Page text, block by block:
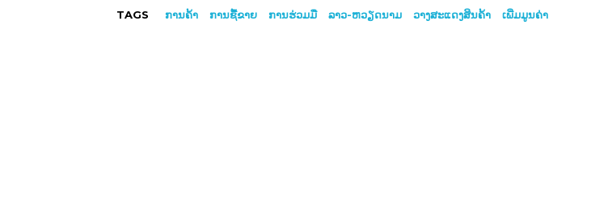
TAGS ການຄ້າ ການຊື້ຂາຍ ການຮ່ວມມື ລາວ​-ຫວຽດ​ນາມ ວາງສະແດງສິນຄ້າ ເພີ່ມມູນຄ່າ